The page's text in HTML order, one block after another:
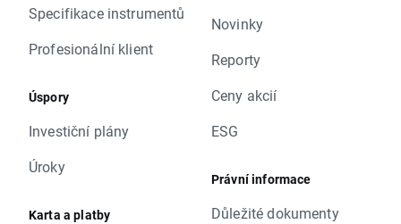
Specifikace instrumentů
Profesionální klient
Úspory
Investiční plány
Úroky
Karta a platby
Novinky
Reporty
Ceny akcií
ESG
Právní informace
Důležité dokumenty